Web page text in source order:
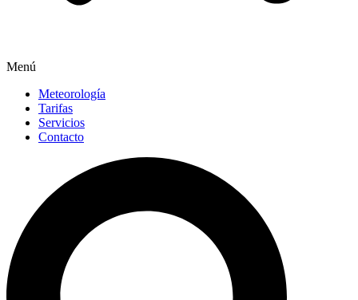
Menú
Meteorología
Tarifas
Servicios
Contacto